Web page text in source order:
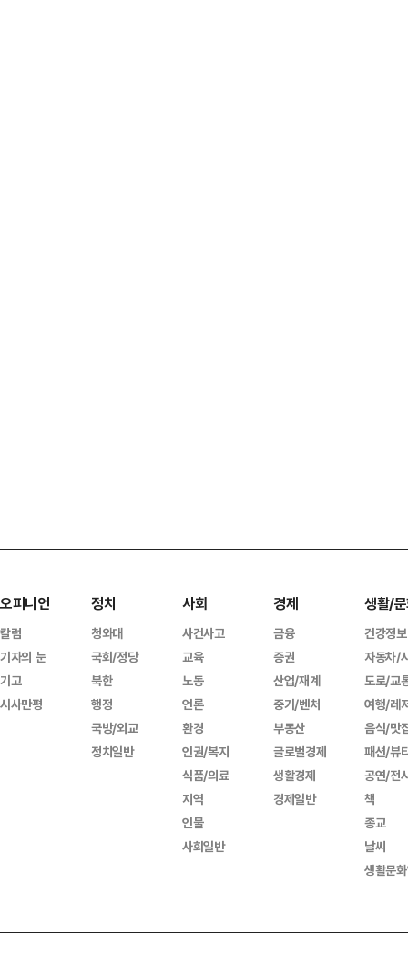
오피니언
칼럼
기자의 눈
기고
시사만평
정치
청와대
국회/정당
북한
행정
국방/외교
정치일반
사회
사건사고
교육
노동
언론
환경
인권/복지
식품/의료
지역
인물
사회일반
경제
금융
증권
산업/재계
중기/벤처
부동산
글로벌경제
생활경제
경제일반
생활/
건강정보
자동차/
도로/교
여행/레
음식/맛
패션/뷰
공연/전
책
종교
날씨
생활문